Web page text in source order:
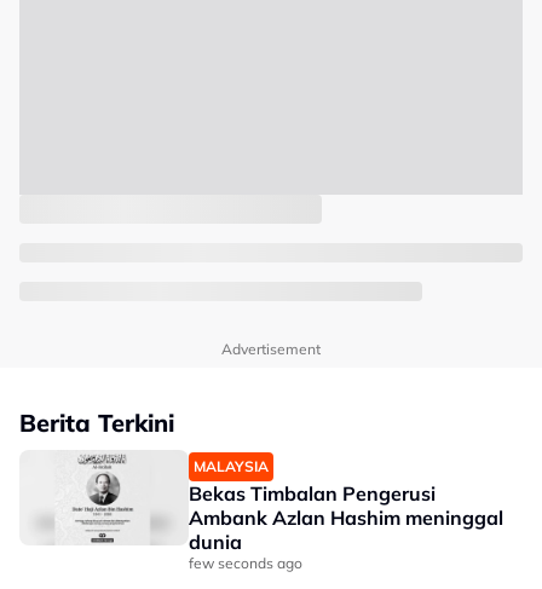
Advertisement
Berita Terkini
MALAYSIA
Bekas Timbalan Pengerusi
Ambank Azlan Hashim meninggal
dunia
few seconds ago